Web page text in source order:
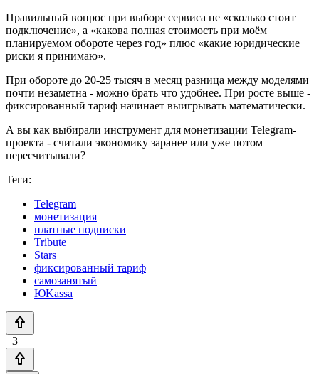
Правильный вопрос при выборе сервиса не «сколько стоит
подключение», а «какова полная стоимость при моём
планируемом обороте через год» плюс «какие юридические
риски я принимаю».
При обороте до 20-25 тысяч в месяц разница между моделями
почти незаметна - можно брать что удобнее. При росте выше -
фиксированный тариф начинает выигрывать математически.
А вы как выбирали инструмент для монетизации Telegram-
проекта - считали экономику заранее или уже потом
пересчитывали?
Теги:
Telegram
монетизация
платные подписки
Tribute
Stars
фиксированный тариф
самозанятый
ЮKassa
+3